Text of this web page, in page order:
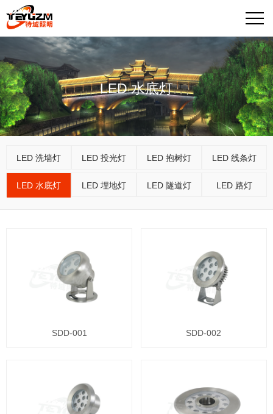
LED 水底灯
LED 洗墙灯 LED 投光灯 LED 抱树灯 LED 线条灯
LED 水底灯 LED 埋地灯 LED 隧道灯 LED 路灯
SDD-001 SDD-002